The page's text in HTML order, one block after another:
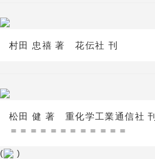
村田 忠禧 著 花伝社 刊
松田 健 著 重化学工業通信社 刊
＝＝＝＝＝＝＝＝＝＝＝＝
( )